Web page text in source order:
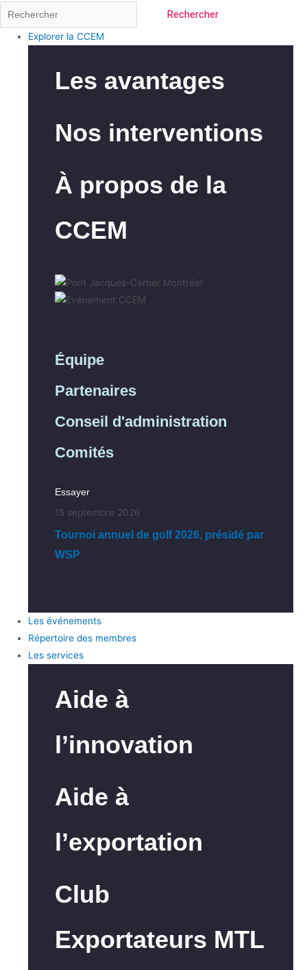
Rechercher
Explorer la CCEM
Les avantages
Nos interventions
À propos de la
CCEM
Équipe
Partenaires
Conseil d'administration
Comités
Essayer
15 septembre 2026
Tournoi annuel de golf 2026, présidé par
WSP
Les événements
Répertoire des membres
Les services
Aide à
l’innovation
Aide à
l’exportation
Club
Exportateurs MTL